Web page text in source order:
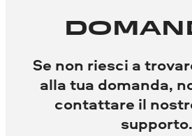
Se non riesci a
alla tua domanda,
contattare il
supporto.